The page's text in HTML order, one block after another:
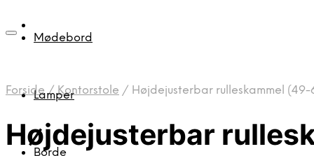
Mødebord
Lamper
Borde
Forside / Kontorstole / Højdejusterbar rulleskammel
Højdejusterbar